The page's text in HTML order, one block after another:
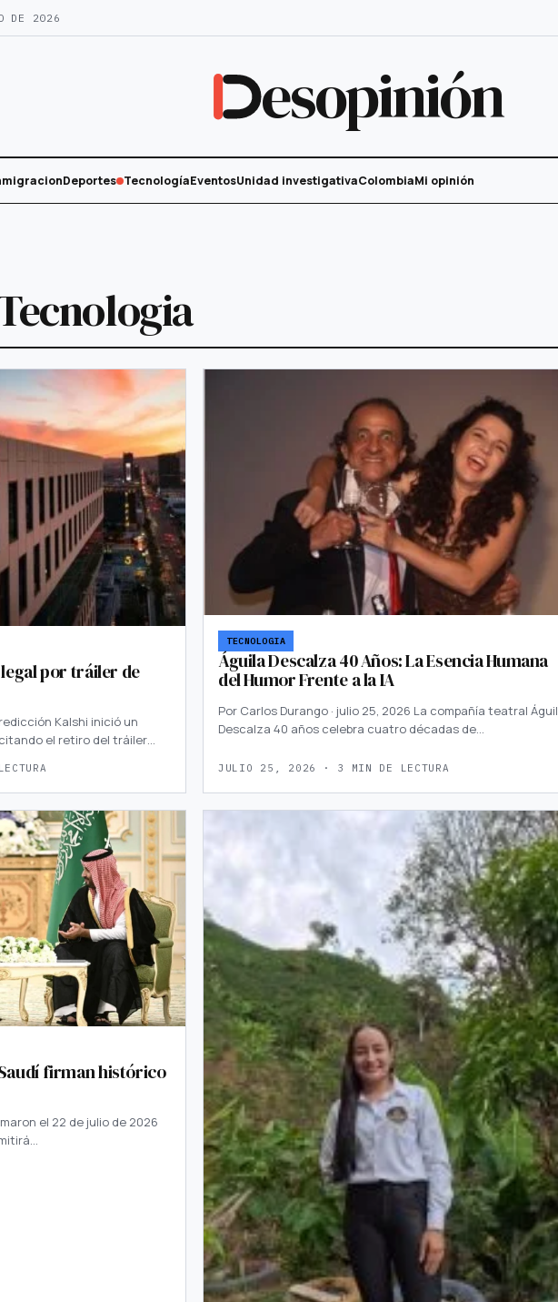
DE 2026
esopinión
Deportes TecnologíaEventosUnidad investigativaColombiaMi opinión
por tráiler de
Kalshi inició un
el retiro del tráiler…
TECNOLOGIA
Águila Descalza 40 Años: La Esencia Humana
del Humor Frente a la IA
Por Carlos Durango · julio 25, 2026 La compañía teatral
Descalza 40 años celebra cuatro décadas de…
JULIO 25, 2026 · 3 MIN DE LECTURA
firman histórico
el 22 de julio de 2026